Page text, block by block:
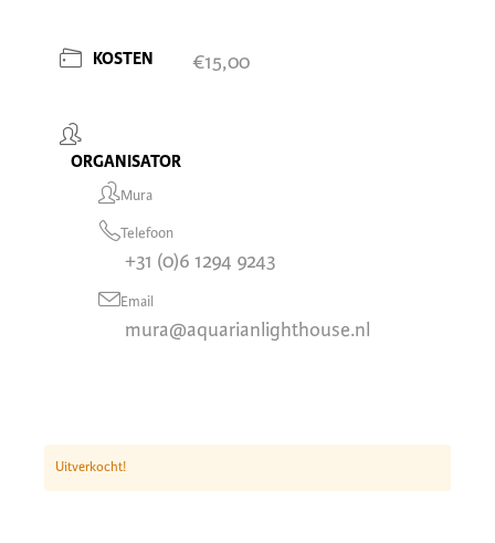
KOSTEN €15,00
ORGANISATOR
Mura
Telefoon
+31 (0)6 1294 9243
Email
mura@aquarianlighthouse.nl
Uitverkocht!